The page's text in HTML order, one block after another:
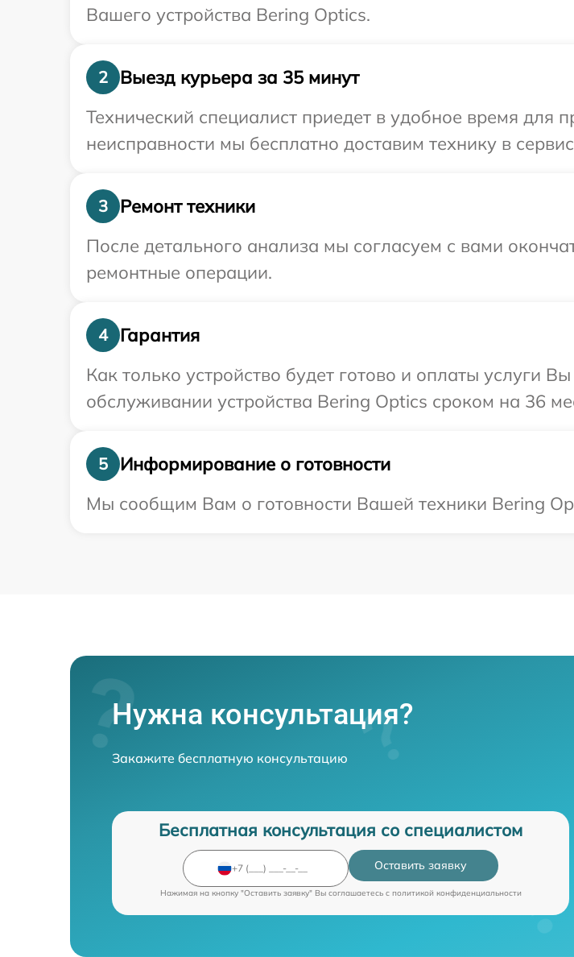
Вашего устройства Bering Optics.
2
Выезд курьера за 35 минут
Технический специалист приедет в удобное время для
неисправности мы бесплатно доставим технику в
3
Ремонт техники
После детального анализа мы согласуем с вами
ремонтные операции.
4
Гарантия
Как только устройство будет готово и оплаты услуги
обслуживании устройства Bering Optics сроком на 36
5
Информирование о готовности
Мы сообщим Вам о готовности Вашей техники Bering
Нужна консультация?
Закажите бесплатную консультацию
Бесплатная консультация со специалистом
Оставить заявку
Нажимая на кнопку "Оставить заявку" Вы соглашаетесь c политикой конфиденциальности